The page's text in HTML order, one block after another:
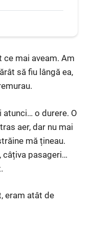
ce mai aveam. Am
să fiu lângă ea,
atunci… o durere. O
aer, dar nu mai
mă țineau.
câțiva pasageri…
eram atât de